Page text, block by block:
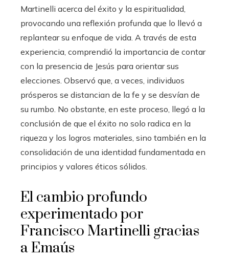
Martinelli acerca del éxito y la espiritualidad,
provocando una reflexión profunda que lo llevó a
replantear su enfoque de vida. A través de esta
experiencia, comprendió la importancia de contar
con la presencia de Jesús para orientar sus
elecciones. Observó que, a veces, individuos
prósperos se distancian de la fe y se desvían de
su rumbo. No obstante, en este proceso, llegó a la
conclusión de que el éxito no solo radica en la
riqueza y los logros materiales, sino también en la
consolidación de una identidad fundamentada en
principios y valores éticos sólidos.
El cambio profundo
experimentado por
Francisco Martinelli gracias
a Emaús